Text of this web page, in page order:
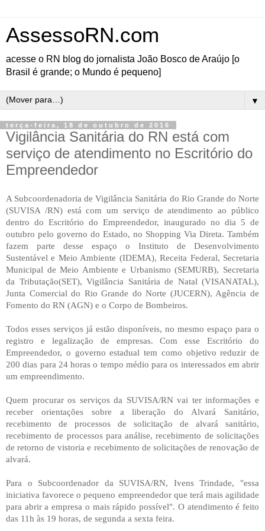
AssessoRN.com
acesse o RN blog do jornalista João Bosco de Araújo [o
Brasil é grande; o Mundo é pequeno]
▼
terça-feira, 18 de outubro de 2016
Vigilância Sanitária do RN está com
serviço de atendimento no Escritório do
Empreendedor
A Subcoordenadoria de Vigilância Sanitária do Rio Grande do Norte
(SUVISA /RN) está com um serviço de atendimento ao público
dentro do Escritório do Empreendedor, inaugurado no dia 5 de
outubro pelo governo do Estado, no Shopping Via Direta. Também
fazem parte desse espaço o Instituto de Desenvolvimento
Sustentável e Meio Ambiente (IDEMA), Receita Federal, Secretaria
Municipal de Meio Ambiente e Urbanismo (SEMURB), Secretaria
da Tributação(SET), Vigilância Sanitária de Natal (VISANATAL),
Junta Comercial do Rio Grande do Norte (JUCERN), Agência de
Fomento do RN (AGN) e o Corpo de Bombeiros.
Todos esses serviços já estão disponíveis, no mesmo espaço para o
registro e legalização de empresas. Com esse Escritório do
Empreendedor, o governo estadual tem como objetivo reduzir de
200 dias para 24 horas o tempo médio para os interessados em abrir
um empreendimento.
Quem procurar os serviços da SUVISA/RN vai ter informações e
receber orientações sobre a liberação do Alvará Sanitário,
recebimento de processos de solicitação de alvará sanitário,
recebimento de processos para análise, recebimento de solicitações
de retorno de vistoria e recebimento de solicitações de renovação de
alvará.
Para o Subcoordenador da SUVISA/RN, Ivens Trindade, "essa
iniciativa favorece o pequeno empreendedor que terá mais agilidade
para abrir a empresa o mais rápido possível". O atendimento é feito
das 11h às 19 horas, de segunda a sexta feira.